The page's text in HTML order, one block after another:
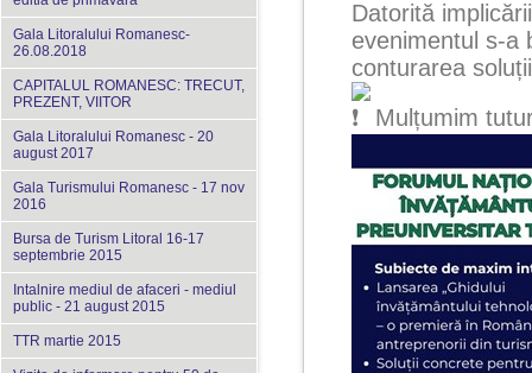
Gala Litoralului Romanesc-
26.08.2018
CAPITALUL ROMANESC: TRECUT,
PREZENT, VIITOR
Gala Litoralului Romanesc - 20
august 2017
Gala Turismului Romanesc - 17 nov
2016
Bursa de Turism Litoral 16-17
septembrie 2015
Intalnire mediul de afaceri - mediul
public - 21 august 2015
TTR martie 2015
Datorită
evenimentul s-a
conturarea
Mulțumim